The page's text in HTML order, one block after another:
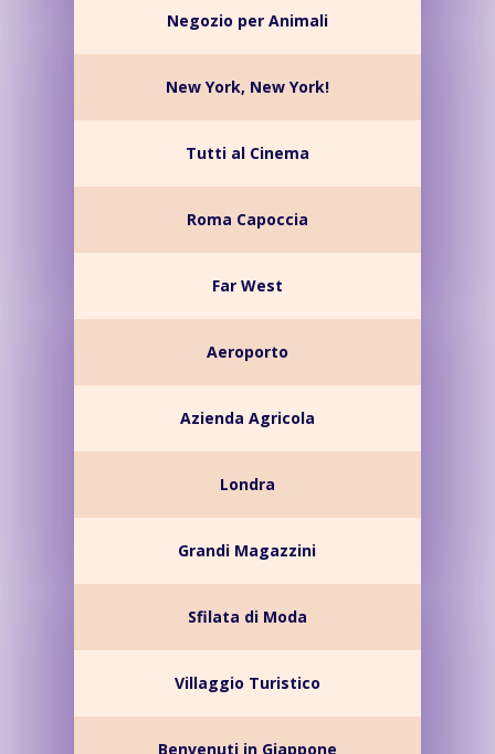
Negozio per Animali
New York, New York!
Tutti al Cinema
Roma Capoccia
Far West
Aeroporto
Azienda Agricola
Londra
Grandi Magazzini
Sfilata di Moda
Villaggio Turistico
Benvenuti in Giappone